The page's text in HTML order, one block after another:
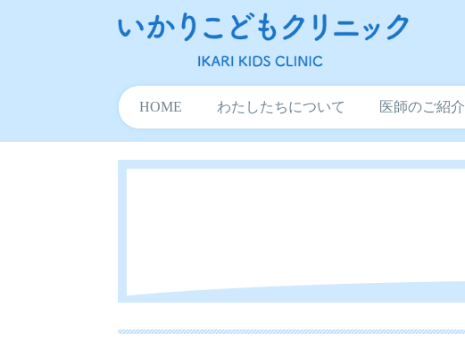
HOME わたしたちについて 医師のご紹介